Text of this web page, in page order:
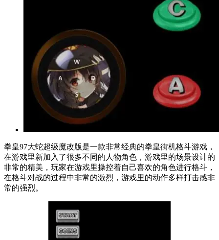
拳皇97大蛇超级魔改版是一款非常经典的拳皇街机格斗游戏，
在游戏里新加入了很多不同的人物角色，游戏里的场景设计的
非常的精美，玩家在游戏里操控着自己喜欢的角色进行格斗，
在格斗对战的过程中非常的激烈，游戏里的动作多样打击感非
常的强烈。